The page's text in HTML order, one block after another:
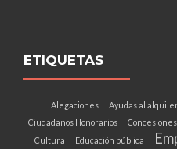
ETIQUETAS
Alegaciones Ayudas al
Ciudadanos Honorarios Concesiones
Cultura Educación pública